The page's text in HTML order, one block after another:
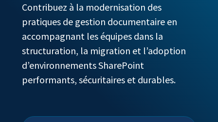
Contribuez à la modernisation des
pratiques de gestion documentaire en
accompagnant les équipes dans la
structuration, la migration et l’adoption
d’environnements SharePoint
performants, sécuritaires et durables.